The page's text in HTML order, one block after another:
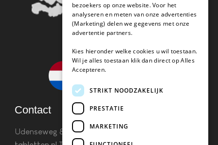
Contact
Udenseweg 8B 5405 PA Udeninfo(@)koffie-
bezoekers op onze website. Voor het
analyseren en meten van onze advertenties
(Marketing) delen we gegevens met onze
advertentie partners.
Kies hieronder welke cookies u wil toestaan.
Wil je alles toestaan klik dan direct op Alles
Accepteren.
STRIKT NOODZAKELIJK
PRESTATIE
MARKETING